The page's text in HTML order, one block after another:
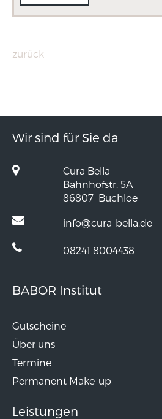
zurück
Wir sind für Sie da
Cura Bella
Bahnhofstr. 5A
86807 Buchloe
info@cura-bella.de
08241 8004438
BABOR Institut
Gutscheine
Über uns
Termine
Permanent Make-up
Leistungen